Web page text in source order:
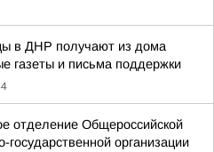
в ДНР получают из дома
газеты и письма поддержки
отделение Общероссийской
государственной организации